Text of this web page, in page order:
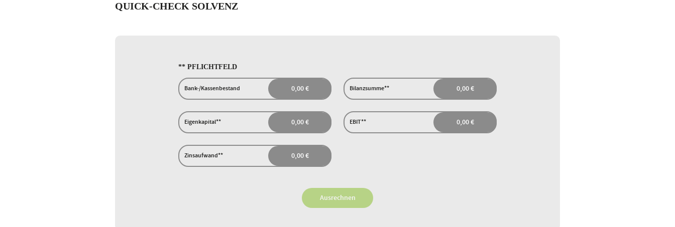
QUICK-CHECK SOLVENZ
** PFLICHTFELD
Bank-/Kassenbestand Bilanzsumme**
Eigenkapital** EBIT**
Zinsaufwand**
Ausrechnen